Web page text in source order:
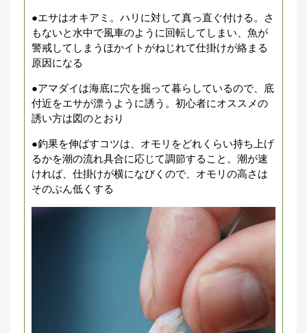
●エサはオキアミ。ハリに対して真っ直ぐ付ける。さ
もないと水中で風車のように回転してしまい、魚が
警戒してしまうほかイトがねじれて仕掛けが絡まる
原因になる
●アマダイは海底に穴を掘って暮らしているので、底
付近をエサが漂うように誘う。初心者にオススメの
誘い方は図のとおり
●釣果を伸ばすコツは、オモリをどれくらい持ち上げ
るかを潮の流れ具合に応じて調節すること。潮が速
ければ、仕掛けが横になびくので、オモリの高さは
そのぶん低くする